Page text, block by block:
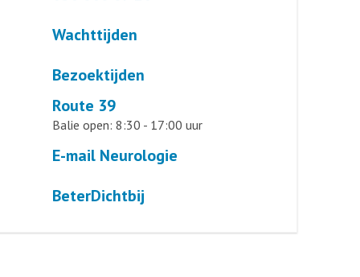
Wachttijden
Bezoektijden
Route 39
Balie open: 8:30 - 17:00 uur
E-mail Neurologie
BeterDichtbij